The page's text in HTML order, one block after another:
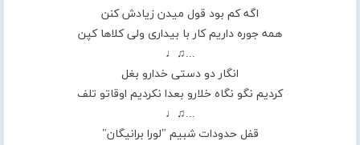
اگه کم بود قول میدن زیادش کنن
همه جوره داریم کار با بیداری ولی کلاها کپن
...♫♩
انگار دو دستی خدارو بغل
کردیم نگو نگاه خلارو بعدا نکردیم اوقاتو تلف
...♫♩
قفل حدودات شبیم "لورا برانیگان"